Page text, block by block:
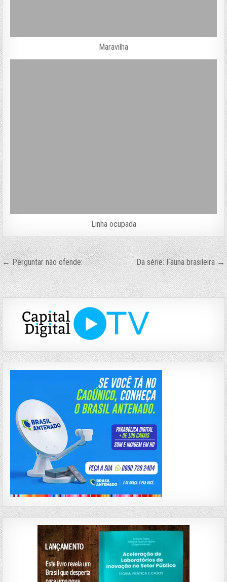
Maravilha
Linha ocupada
Navegação
de
Post
← Perguntar não ofende: Da série: Fauna brasileira →